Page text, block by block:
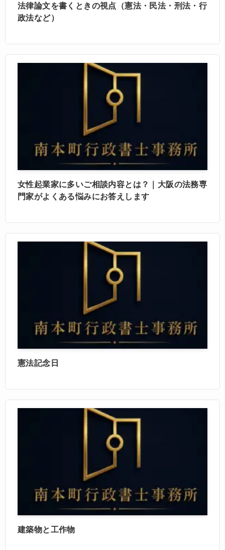
法律論文を書くときの視点（憲法・民法・刑法・行
政法など）
女性起業家に多いご相談内容とは？｜大阪の法務専
門家がよくある悩みにお答えします
憲法記念日
建築物と工作物